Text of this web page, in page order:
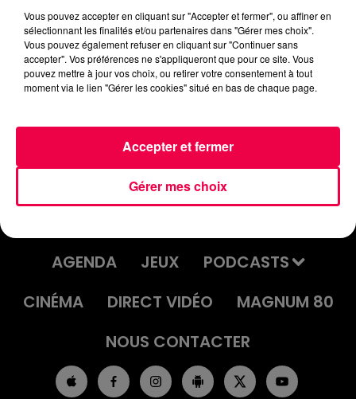
JEU DE L'ANNIVERSAIRE DU
AGENDA
JEUX
PODCASTS
CINÉMA
DIRECT VIDÉO
MAGNUM 80
NOUS CONTACTER
Vous pouvez accepter en cliquant sur "Accepter et fermer", ou affiner en
sélectionnant les finalités et/ou partenaires dans "Gérer mes choix".
Vous pouvez également refuser en cliquant sur "Continuer sans
accepter". Vos préférences ne s'appliqueront que pour ce site. Vous
pouvez mettre à jour vos choix, ou retirer votre consentement à tout
moment via le lien "Gérer les cookies" situé en bas de chaque page.
Gérer mes choix
Accepter et fermer